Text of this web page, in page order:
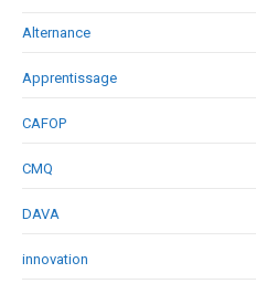
Alternance
Apprentissage
CAFOP
CMQ
DAVA
innovation